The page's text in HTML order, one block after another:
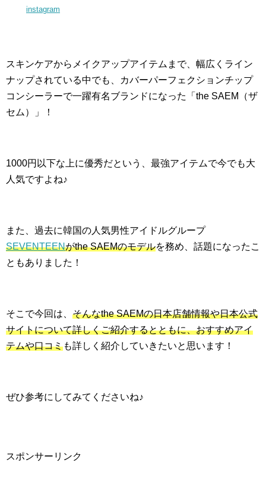
instagram
スキンケアからメイクアップアイテムまで、幅広くライン
ナップされている中でも、カバーパーフェクションチップ
コンシーラーで一躍有名ブランドになった「the SAEM（ザ
セム）」！
1000円以下な上に優秀だという、最強アイテムで今でも大
人気ですよね♪
また、過去に韓国の人気男性アイドルグループ
SEVENTEENがthe SAEMのモデルを務め、話題になったこ
ともありました！
そこで今回は、 そんなthe SAEMの日本店舗情報や日本公式
サイトについて詳しくご紹介するとともに、おすすめアイ
テムや口コミも詳しく紹介していきたいと思います！
ぜひ参考にしてみてくださいね♪
スポンサーリンク